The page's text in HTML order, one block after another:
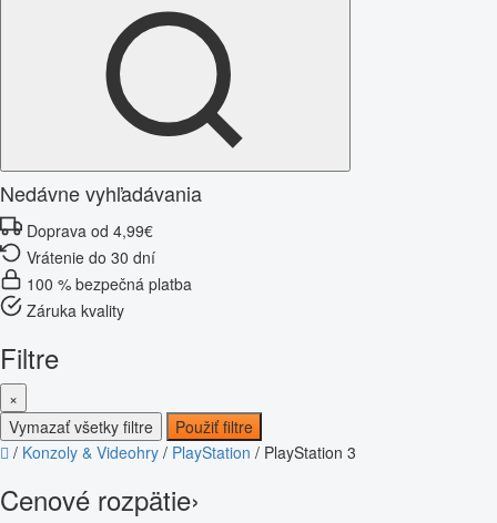
Nedávne vyhľadávania
Doprava od 4,99€
Vrátenie do 30 dní
100 % bezpečná platba
Záruka kvality
Filtre
×
Vymazať všetky filtre
Použiť filtre
/ Konzoly & Videohry / PlayStation / PlayStation 3
Cenové rozpätie›